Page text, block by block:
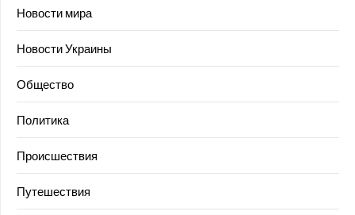
Новости мира
Новости Украины
Общество
Политика
Происшествия
Путешествия